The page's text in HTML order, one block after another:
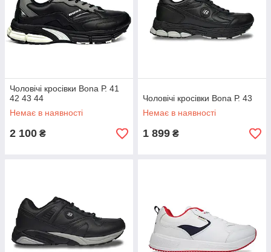
Чоловічі кросівки Bona Р. 41
42 43 44
Немає в наявності
2 100 ₴
Чоловічі кросівки Bona Р. 43
Немає в наявності
1 899 ₴